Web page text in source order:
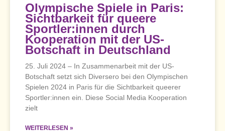
Olympische Spiele in Paris:
Sichtbarkeit für queere
Sportler:innen durch
Kooperation mit der US-
Botschaft in Deutschland
25. Juli 2024 – In Zusammenarbeit mit der US-
Botschaft setzt sich Diversero bei den Olympischen
Spielen 2024 in Paris für die Sichtbarkeit queerer
Sportler:innen ein. Diese Social Media Kooperation
zielt
WEITERLESEN »